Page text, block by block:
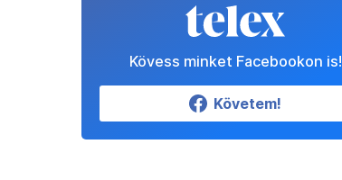
Kövess minket Facebookon is!
Követem!